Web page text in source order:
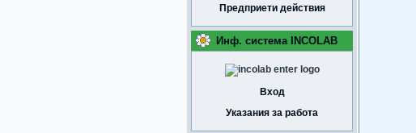
Предприети действия
Инф. система INCOLAB
Вход
Указания за работа